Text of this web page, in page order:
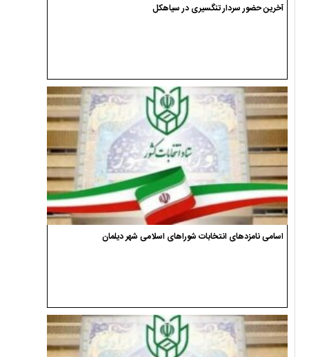
آخرین حضور سردار تنگسیری در سیاهکل
اسامی نامزدهای انتخابات شوراهای اسلامی شهر دیلمان